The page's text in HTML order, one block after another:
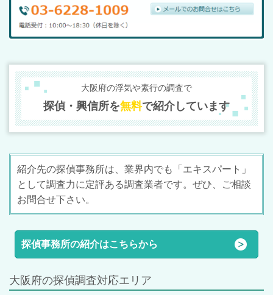
大阪府の浮気や素行の調査で
探偵・興信所を無料で紹介しています
紹介先の探偵事務所は、業界内でも「エキスパート」
として調査力に定評ある調査業者です。ぜひ、ご相談
お問合せ下さい。
探偵事務所の紹介はこちらから
大阪府の探偵調査対応エリア